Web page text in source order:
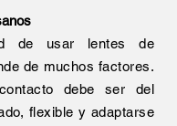
de usar lentes de
de muchos factores.
debe ser del
flexible y adaptarse